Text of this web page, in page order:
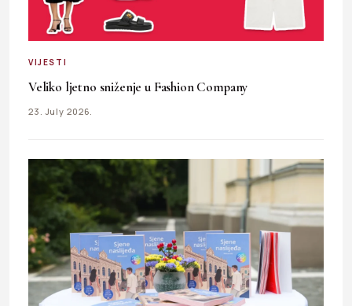
VIJESTI
Veliko ljetno sniženje u Fashion Company
23. July 2026.